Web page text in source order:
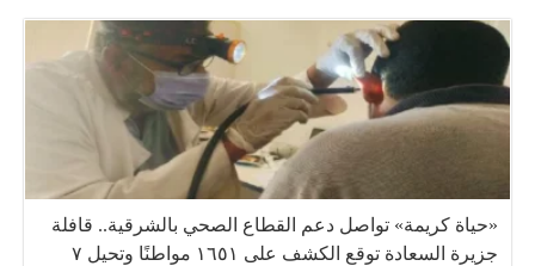
«حياة كريمة» تواصل دعم القطاع الصحي بالشرقية.. قافلة
جزيرة السعادة توقع الكشف على ١٦٥١ مواطنًا وتحيل ٧